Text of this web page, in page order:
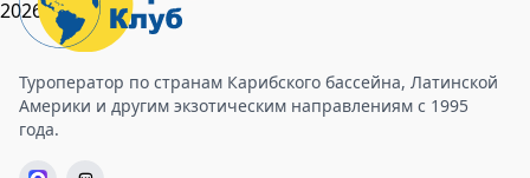
Туроператор по странам Карибского бассейна, Латинской
Америки и другим экзотическим направлениям с 1995
года.